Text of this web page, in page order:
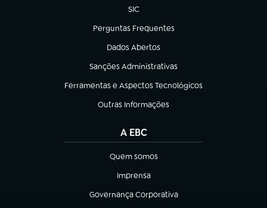
SIC
(abre em nova aba)
Perguntas Frequentes
(abre em nova aba)
Dados Abertos
(abre em nova aba)
Sanções Administrativas
(abre em nova aba)
Ferramentas e Aspectos Tecnológicos
(abre em nova aba)
Outras Informações
(abre em nova aba)
A EBC
Quem somos
(abre em nova aba)
Imprensa
(abre em nova aba)
Governança Corporativa
(abre em nova aba)